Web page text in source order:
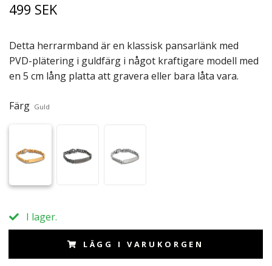
499 SEK
Detta herrarmband är en klassisk pansarlänk med
PVD-plätering i guldfärg i något kraftigare modell med
en 5 cm lång platta att gravera eller bara låta vara.
Färg Guld
I lager.
LÄGG I VARUKORGEN